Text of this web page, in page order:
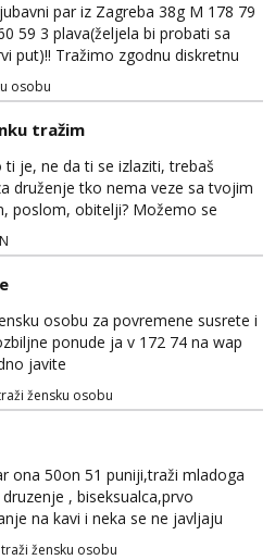
par iz Zagreba 38g M 178 79
59 3 plava(željela bi probati sa
put)!! Tražimo zgodnu diskretnu
bi nas promatrala dok imamo
Može se pridruziti ali i ne
da uzivamo diskretno anonimno
puno.Sliku mozemo
najbolje uzivo se upoznati. Na
15.8 poslije tog mozemo se
se na mail il...
osobu
tražim
ti je, ne da ti se izlaziti, trebaš
druženje tko nema veze sa tvojim
poslom, obitelji? Možemo se
i zabaviti na razne načine. Makni se
samnom. Javi se na
Samo Varaždin i okolica.
osobu za povremene susrete i
ponude ja v 172 74 na wap
javite
žensku osobu
ona 50on 51 puniji,traži mladoga
, biseksualca,prvo
na kavi i neka se ne javljaju
godina
žensku osobu